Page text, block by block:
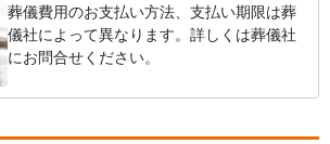
葬儀費用のお支払い方法、支払い期限は葬
儀社によって異なります。詳しくは葬儀社
にお問合せください。